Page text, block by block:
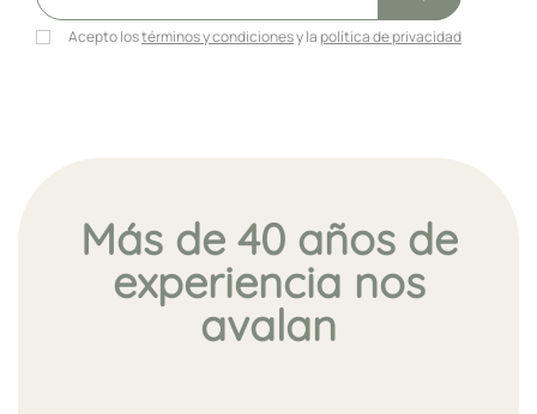
Acepto lostérminos y condicionesy la política de privacidad
Más de 40 años de
experiencia nos
avalan